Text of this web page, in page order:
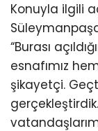
Konuyla ilgili
“Burası
esnafımız
şikayetçi.